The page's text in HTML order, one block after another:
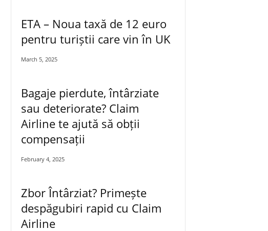
ETA – Noua taxă de 12 euro
pentru turiștii care vin în UK
March 5, 2025
Bagaje pierdute, întârziate
sau deteriorate? Claim
Airline te ajută să obții
compensații
February 4, 2025
Zbor Întârziat? Primește
despăgubiri rapid cu Claim
Airline